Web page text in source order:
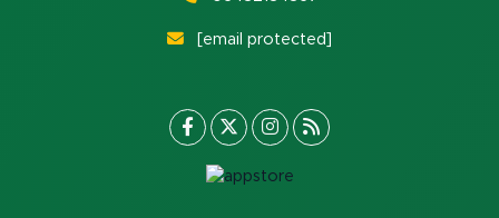
[email protected]